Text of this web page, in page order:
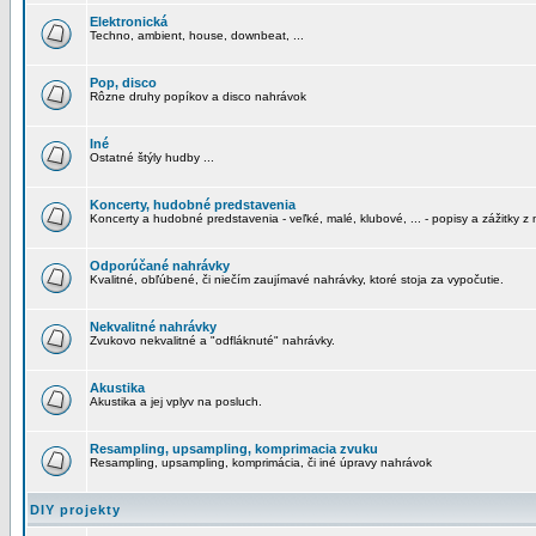
Elektronická
Techno, ambient, house, downbeat, ...
Pop, disco
Rôzne druhy popíkov a disco nahrávok
Iné
Ostatné štýly hudby ...
Koncerty, hudobné predstavenia
Koncerty a hudobné predstavenia - veľké, malé, klubové, ... - popisy a zážitky z
Odporúčané nahrávky
Kvalitné, obľúbené, či niečím zaujímavé nahrávky, ktoré stoja za vypočutie.
Nekvalitné nahrávky
Zvukovo nekvalitné a "odfláknuté" nahrávky.
Akustika
Akustika a jej vplyv na posluch.
Resampling, upsampling, komprimacia zvuku
Resampling, upsampling, komprimácia, či iné úpravy nahrávok
DIY projekty